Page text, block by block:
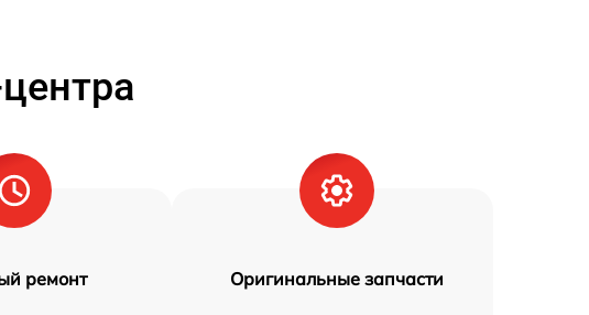
ремонт Оригинальные запчасти